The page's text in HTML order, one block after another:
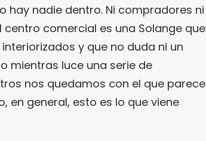
hay nadie dentro. Ni compradores ni
comercial es una Solange que
y que no duda ni un
mientras luce una serie de
nos quedamos con el que parece
en general, esto es lo que viene